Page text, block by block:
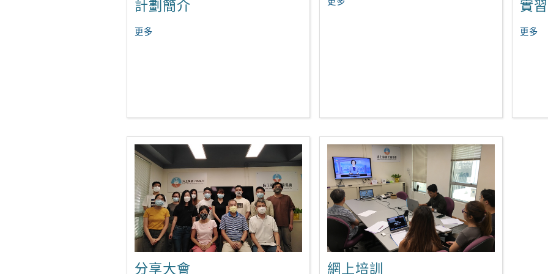
計劃簡介
更多
實
更多
分享大會 網上培訓